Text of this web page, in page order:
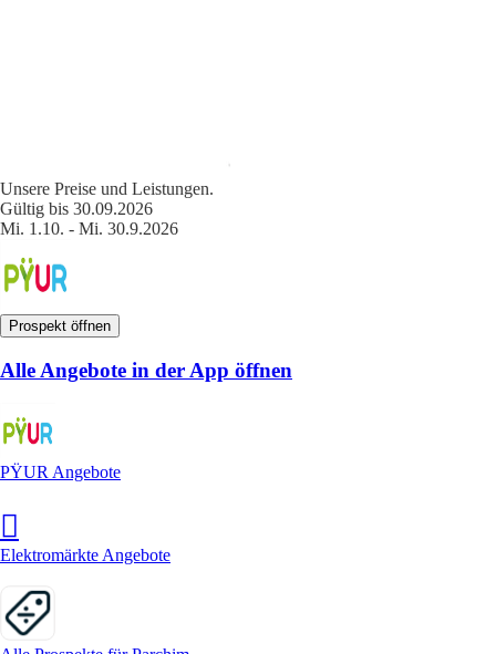
Unsere Preise und Leistungen.
Gültig bis 30.09.2026
Mi. 1.10. - Mi. 30.9.2026
Prospekt öffnen
Alle Angebote in der App öffnen
PŸUR Angebote
Elektromärkte Angebote